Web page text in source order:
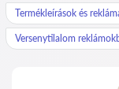
Termékleírások és
Versenytilalom